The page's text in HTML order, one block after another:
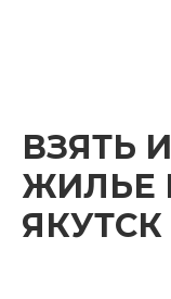
ВЗЯТЬ
ЖИЛЬЕ
ЯКУТСК